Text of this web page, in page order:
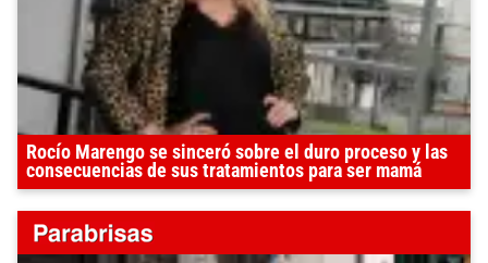
Rocío Marengo se sinceró sobre el duro proceso y las
consecuencias de sus tratamientos para ser mamá